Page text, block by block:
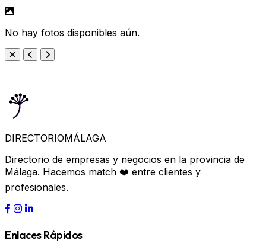
No hay fotos disponibles aún.
DIRECTORIOMÁLAGA
Directorio de empresas y negocios en la provincia de
Málaga. Hacemos match ❤️ entre clientes y
profesionales.
Enlaces Rápidos